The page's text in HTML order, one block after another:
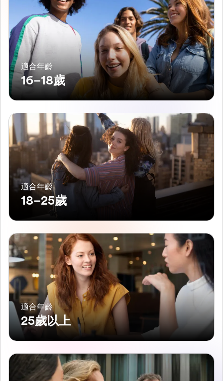
適合年齡
16–18歲
適合年齡
18–25歲
適合年齡
25歲以上